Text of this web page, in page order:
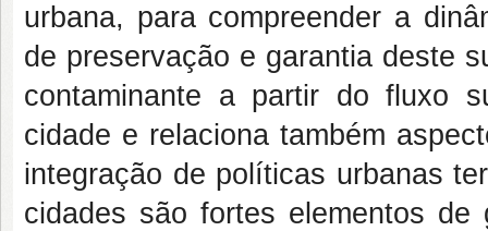
urbana, para compreender a
de preservação e garantia deste
contaminante a partir do fluxo
cidade e relaciona também
integração de políticas urbanas
cidades são fortes elementos